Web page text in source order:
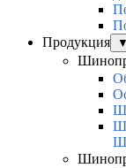
Продукция
▼